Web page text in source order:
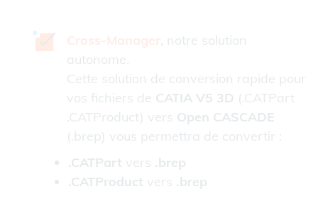
, notre solution
autonome.
Cette solution de conversion rapide pour
vos fichiers de CATIA V5 3D (.CATPart
.CATProduct) vers Open CASCADE
(.brep) vous permettra de convertir :
.CATPart vers .brep
.CATProduct vers .brep